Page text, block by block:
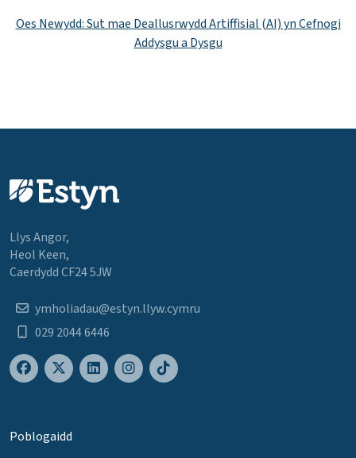
Oes Newydd: Sut mae Deallusrwydd Artiffisial (AI) yn Cefnogi
Addysgu a Dysgu
Llys Angor,
Heol Keen,
Caerdydd CF24 5JW
ymholiadau@estyn.llyw.cymru
029 2044 6446
Poblogaidd